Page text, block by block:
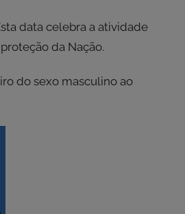
data celebra a atividade
da Nação.
do sexo masculino ao